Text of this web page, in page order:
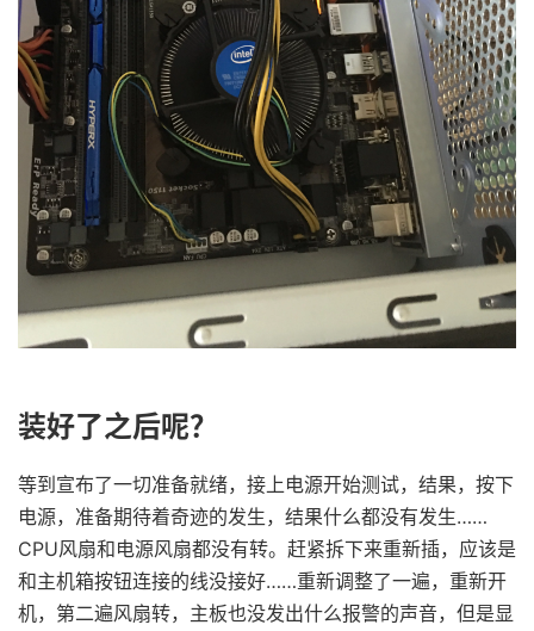
装好了之后呢？
等到宣布了一切准备就绪，接上电源开始测试，结果，按下
电源，准备期待着奇迹的发生，结果什么都没有发生……
CPU风扇和电源风扇都没有转。赶紧拆下来重新插，应该是
和主机箱按钮连接的线没接好……重新调整了一遍，重新开
机，第二遍风扇转，主板也没发出什么报警的声音，但是显